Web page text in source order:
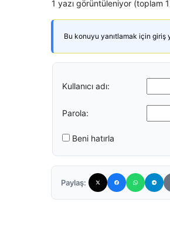
1 yazı görüntüleniyor (toplam
Bu konuyu yanıtlamak için giriş
Kullanıcı adı:
Parola:
Beni hatırla
Paylaş: